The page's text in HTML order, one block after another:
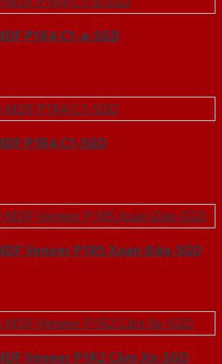
P1R4-C1-a-SGD
P1R4-C1-SGD
Veneer P1R5 Xoan Đào-SGD
Veneer P1R2 Căm Xe-SGD